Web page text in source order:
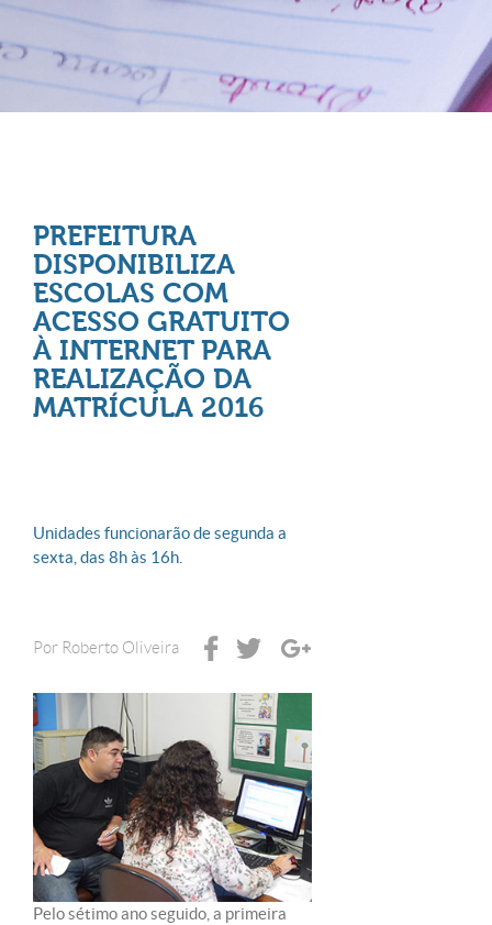
PREFEITURA
DISPONIBILIZA
ESCOLAS COM
ACESSO GRATUITO
À INTERNET PARA
REALIZAÇÃO DA
MATRÍCULA 2016
Unidades funcionarão de segunda a
sexta, das 8h às 16h.
Por Roberto Oliveira
Pelo sétimo ano seguido, a primeira